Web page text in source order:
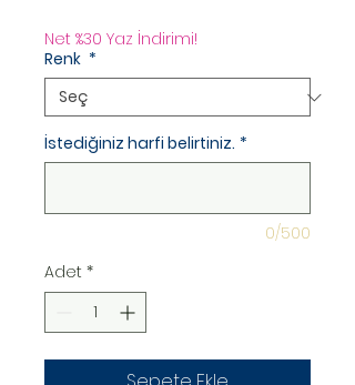
Net %30 Yaz İndirimi!
Renk *
İstediğiniz harfi belirtiniz. *
0/500
Adet *